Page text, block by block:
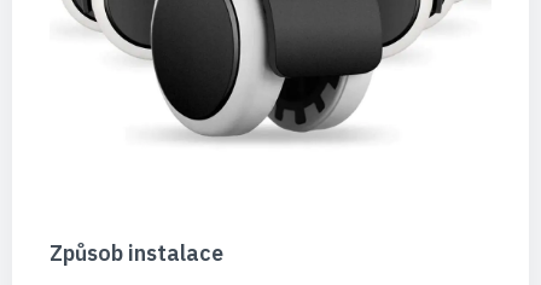
Způsob instalace